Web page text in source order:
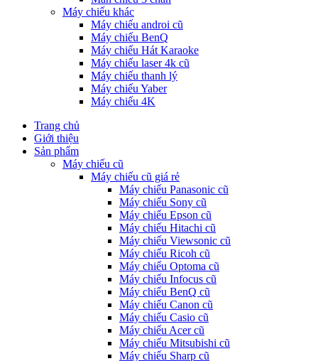
Máy chiếu khác
Máy chiếu androi cũ
Máy chiếu BenQ
Máy chiếu Hát Karaoke
Máy chiếu laser 4k cũ
Máy chiếu thanh lý
Máy chiếu Yaber
Máy chiếu 4K
Trang chủ
Giới thiệu
Sản phẩm
Máy chiếu cũ
Máy chiếu cũ giá rẻ
Máy chiếu Panasonic cũ
Máy chiếu Sony cũ
Máy chiếu Epson cũ
Máy chiếu Hitachi cũ
Máy chiếu Viewsonic cũ
Máy chiếu Ricoh cũ
Máy chiếu Optoma cũ
Máy chiếu Infocus cũ
Máy chiếu BenQ cũ
Máy chiếu Canon cũ
Máy chiếu Casio cũ
Máy chiếu Acer cũ
Máy chiếu Mitsubishi cũ
Máy chiếu Sharp cũ